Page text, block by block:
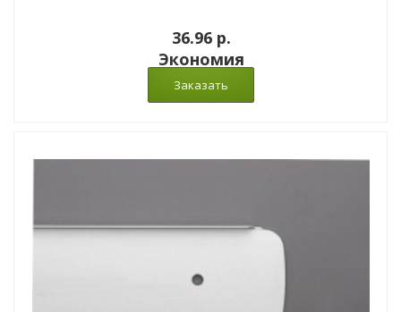
36.96 p.
Экономия